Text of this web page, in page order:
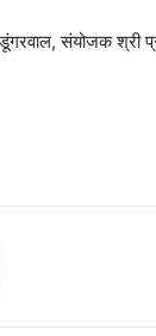
संयोजक श्री